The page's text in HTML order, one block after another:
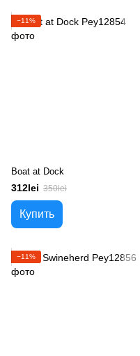
−11%
Boat at Dock
312lei 350lei
Купить
−11%